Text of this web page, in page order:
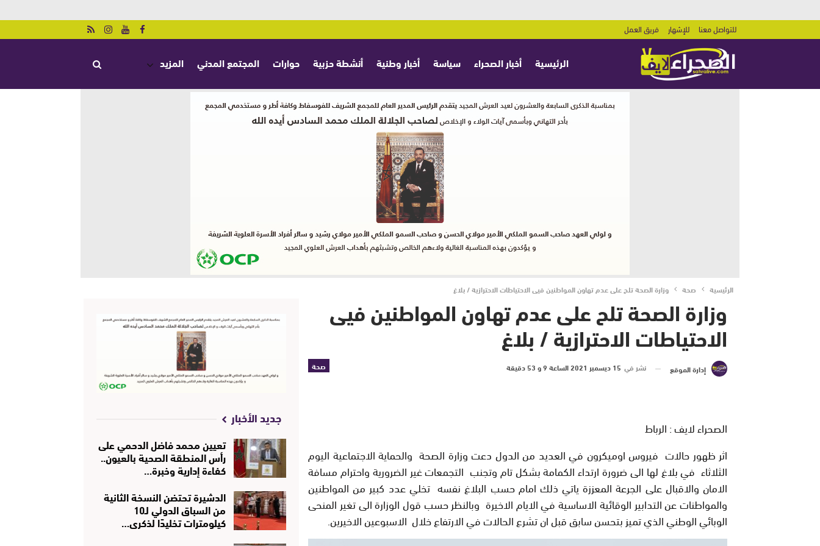
للتواصل معنا للإشهار فريق العمل
الرئيسية أخبار الصحراء سياسة أخبار وطنية أنشطة حزبية حوارات المجتمع المدني المزيد
الرئيسية صحة وزارة الصحة تلح على عدم تهاون المواطنين فيى الاحتياطات الاحترازية / بلاغ
وزارة الصحة تلح على عدم تهاون المواطنين فيى
الاحتياطات الاحترازية / بلاغ
صحة إدارة الموقع نشر في 15 ديسمبر 2021 الساعة 9 و 53 دقيقة
الصحراء لايف : الرباط
اثر ظهور حالات فيروس اوميكرون في العديد من الدول دعت وزارة الصحة والحماية الاجتماعية اليوم
الثلاثاء في بلاغ لها الى ضرورة ارتداء الكمامة بشكل تام وتجنب التجمعات غير الضرورية واحترام مسافة
الامان والاقبال على الجرعة المعززة ياتي ذلك امام حسب البلاغ نفسه تخلي عدد كبير من المواطنين
والمواطنات عن التدابير الوقائية الاساسية في الايام الاخيرة وبالنظر حسب قول الوزارة الى تغير المنحى
الوبائي الوطني الذي تميز بتحسن سابق قبل ان تشرع الحالات في الارتفاع خلال الاسبوعين الاخيرين.
جديد الأخبار
تعيين محمد فاضل الدحمي على
رأس المنطقة الصحية بالعيون..
كفاءة إدارية وخبرة…
الدشيرة تحتضن النسخة الثانية
من السباق الدولي لـ10
كيلومترات تخليدًا لذكرى…